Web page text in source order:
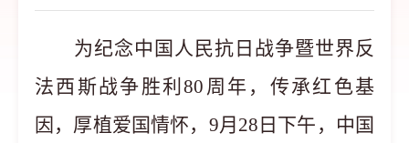
为纪念中国人民抗日战争暨世界反
法西斯战争胜利80周年，传承红色基
因，厚植爱国情怀，9月28日下午，中国